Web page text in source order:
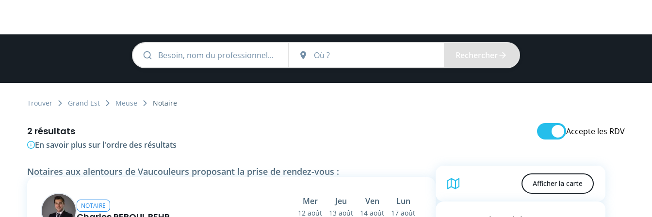
Rechercher
Trouver Grand Est Meuse Notaire
2 résultats
Accepte les RDV
En savoir plus sur l'ordre des résultats
Notaires aux alentours de Vaucouleurs proposant la prise de rendez-vous :
NOTAIRE Mer Jeu Ven Lun
12 août 13 août 14 août 17 août
Afficher la carte